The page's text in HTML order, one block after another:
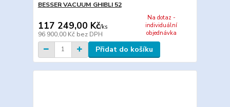
BESSER VACUUM GHIBLI 52
117 249,00 Kč/ks
96 900,00 Kč bez DPH
Na dotaz -
individuální
objednávka
Přidat do košíku